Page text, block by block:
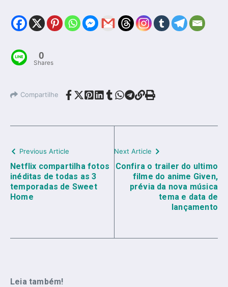
0
Shares
Compartilhe
Previous Article
Netflix compartilha fotos
inéditas de todas as 3
temporadas de Sweet
Home
Next Article
Confira o trailer do ultimo
filme do anime Given,
prévia da nova música
tema e data de
lançamento
Leia também!